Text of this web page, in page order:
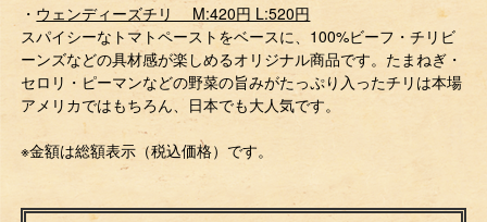
・ ウェンディーズチリ M:420円 L:520円
スパイシーなトマトペーストをベースに、100%ビーフ・チリビ
ーンズなどの具材感が楽しめるオリジナル商品です。たまねぎ・
セロリ・ピーマンなどの野菜の旨みがたっぷり入ったチリは本場
アメリカではもちろん、日本でも大人気です。
※金額は総額表示（税込価格）です。